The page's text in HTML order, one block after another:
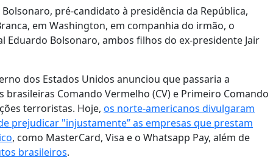
pré-candidato à presidência da República,
em Washington, em companhia do irmão, o
Eduardo Bolsonaro, ambos filhos do ex-presidente Jair
dos Estados Unidos anunciou que passaria a
brasileiras Comando Vermelho (CV) e Primeiro Comando
terroristas. Hoje, os norte-americanos divulgaram
prejudicar "injustamente” as empresas que prestam
, como MasterCard, Visa e o Whatsapp Pay, além de
brasileiros.